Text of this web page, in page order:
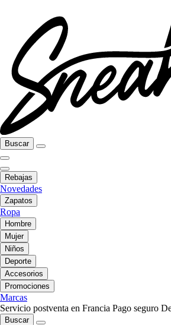
Buscar
Rebajas
Novedades
Zapatos
Ropa
Hombre
Mujer
Niños
Deporte
Accesorios
Promociones
Marcas
Servicio postventa en Francia Pago seguro
Buscar